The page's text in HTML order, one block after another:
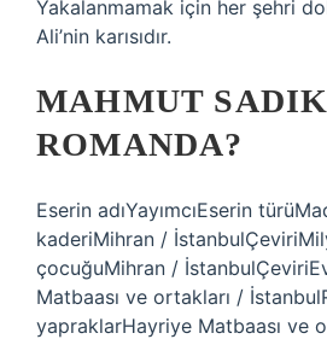
Yakalanmamak için her şehri
Ali’nin karısıdır.
MAHMUT
ROMANDA?
Eserin adıYayımcıEserin
kaderiMihran /
çocuğuMihran /
Matbaası ve ortakları /
yapraklarHayriye Matbaası ve